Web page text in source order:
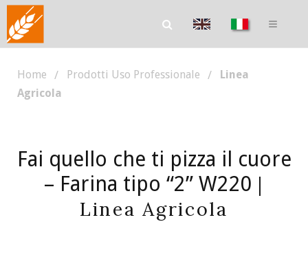
Home Prodotti Uso Professionale
Linea
Agricola
Fai quello che ti pizza il cuore
– Farina tipo “2” W220 |
Linea Agricola